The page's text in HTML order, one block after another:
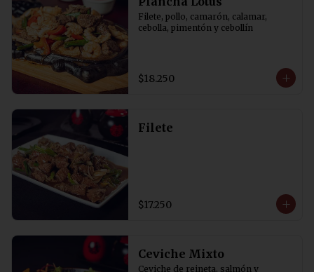
Filete, pollo, camarón, calamar,
cebolla, pimentón y cebollín
$18.250
Filete
$17.250
Ceviche Mixto
Ceviche de reineta, salmón y